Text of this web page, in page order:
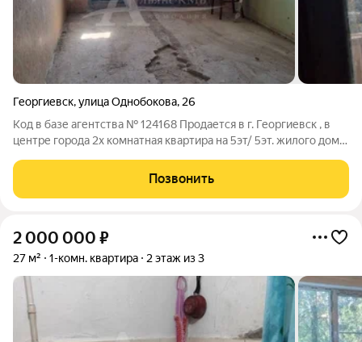
Георгиевск,улица Однобокова, 26
Код в базе агентства № 124168 Продается в г. Георгиевск , в
центре города 2х комнатная квартира на 5эт/ 5эт. жилого дома.
школа № 1. Все в шаговой доступности- парк, магазины,
центральный
Позвонить
2 000 000 ₽
27 м² 1-комн. квартира 2 этаж из 3